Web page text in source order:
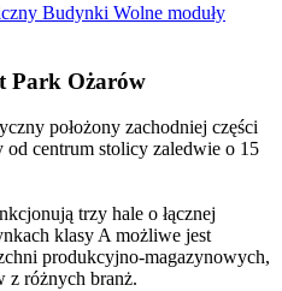
Budynki Wolne moduły
Park Ożarów
położony zachodniej części
centrum stolicy zaledwie o 15
trzy hale o łącznej
klasy A możliwe jest
produkcyjno-magazynowych,
z różnych branż.